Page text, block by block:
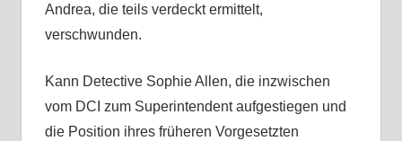
Andrea, die teils verdeckt ermittelt,
verschwunden.
Kann Detective Sophie Allen, die inzwischen
vom DCI zum Superintendent aufgestiegen und
die Position ihres früheren Vorgesetzten